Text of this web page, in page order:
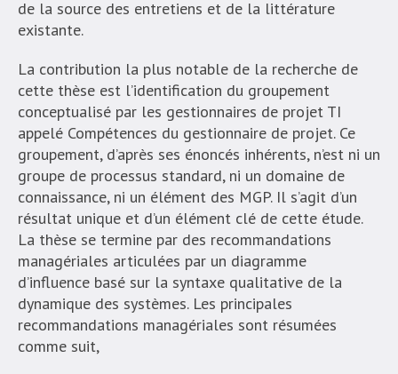
de la source des entretiens et de la littérature
existante.
La contribution la plus notable de la recherche de
cette thèse est l’identification du groupement
conceptualisé par les gestionnaires de projet TI
appelé Compétences du gestionnaire de projet. Ce
groupement, d’après ses énoncés inhérents, n’est ni un
groupe de processus standard, ni un domaine de
connaissance, ni un élément des MGP. Il s’agit d’un
résultat unique et d’un élément clé de cette étude.
La thèse se termine par des recommandations
managériales articulées par un diagramme
d’influence basé sur la syntaxe qualitative de la
dynamique des systèmes. Les principales
recommandations managériales sont résumées
comme suit,